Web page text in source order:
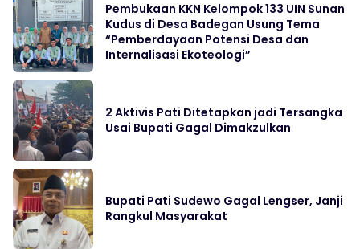
Pembukaan KKN Kelompok 133 UIN Sunan
Kudus di Desa Badegan Usung Tema
“Pemberdayaan Potensi Desa dan
Internalisasi Ekoteologi”
2 Aktivis Pati Ditetapkan jadi Tersangka
Usai Bupati Gagal Dimakzulkan
Bupati Pati Sudewo Gagal Lengser, Janji
Rangkul Masyarakat